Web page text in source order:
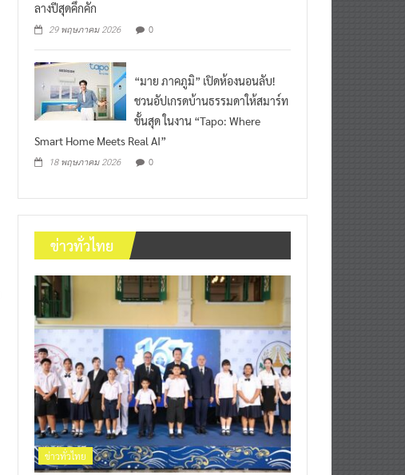
ลางปีสุดคึกคัก
29 พฤษภาคม 2026 0
“มาย ภาคภูมิ” เปิดห้องนอนลับ!
ชวนอัปเกรดบ้านธรรมดาให้สมาร์ท
ขั้นสุด ในงาน “Tapo: Where
Smart Home Meets Real AI”
18 พฤษภาคม 2026 0
ข่าวทั่วไทย
ข่าวทั่วไทย